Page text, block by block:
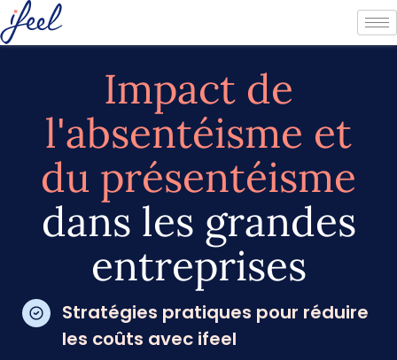
Impact de
l'absentéisme et
du présentéisme
dans les grandes
entreprises
Stratégies pratiques pour réduire
les coûts avec ifeel